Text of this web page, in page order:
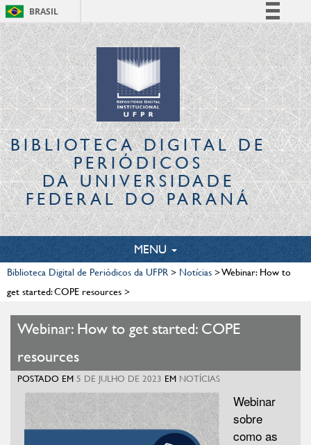
BRASIL
Simplifique!
Comunica BR
Participe
Acesso à informação
Legislação
Canais
BIBLIOTECA DIGITALDE
PERIÓDICOS
DA UNIVERSIDADE
FEDERAL DO PARANÁ
TOGGLE
NAVIGATION
MENU
Biblioteca Digital de Periódicos da UFPR> Notícias>Webinar: How to
get started: COPE resources>
Webinar: How to get started: COPE
resources
POSTADO EM 5 DE JULHO DE 2023 EM NOTÍCIAS
Webinar
sobre
como as